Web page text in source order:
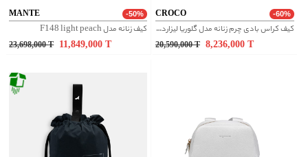
MANTE -50%
کیف زنانه مدل F148 light peach
23,698,000 T 11,849,000
CROCO -60%
کیف کراس بادی چرم زنانه مدل گلوریا لیزارد - کرم
20,590,000 T 8,236,000